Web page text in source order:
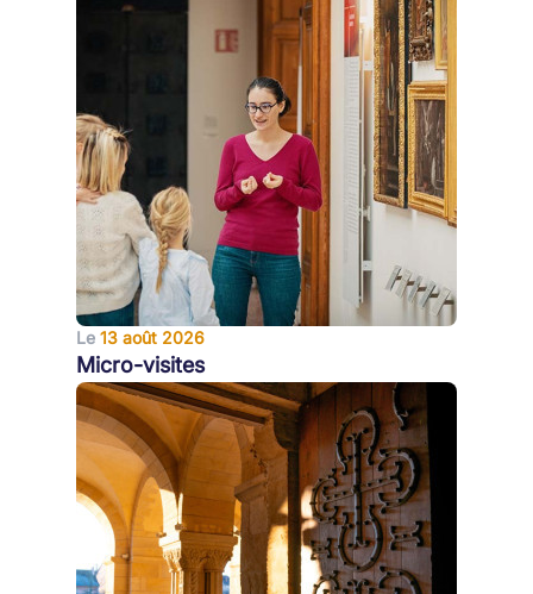
Le 13 août 2026
Micro-visites